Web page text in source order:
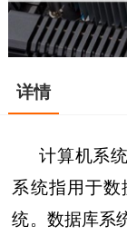
详情
计算机系
系统指用于
统。数据库系